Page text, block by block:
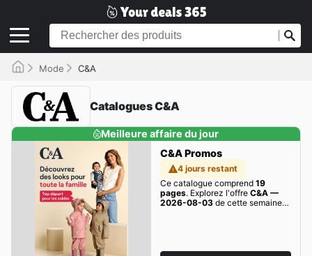
Mode C&A
Catalogues C&A
Meilleure affaire du jour
C&A Promos
4 jours restant
Ce catalogue comprend 19
pages. Explorez l'offre C&A —
2026-08-03de cette semaine